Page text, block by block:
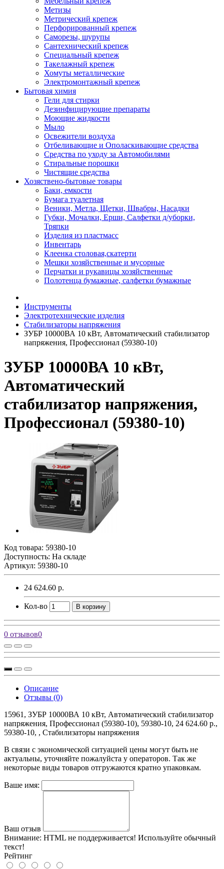
Метизы
Метрический крепеж
Перфорированный крепеж
Саморезы, шурупы
Сантехнический крепеж
Специальный крепеж
Такелажный крепеж
Хомуты металлические
Электромонтажный крепеж
Бытовая химия
Гели для стирки
Дезинфицирующие препараты
Моющие жидкости
Мыло
Освежители воздуха
Отбеливающие и Ополаскивающие средства
Средства по уходу за Автомобилями
Стиральные порошки
Чистящие средства
Хозяствено-бытовые товары
Баки, емкости
Бумага туалетная
Веники, Метла, Щетки, Швабры, Насадки
Губки, Мочалки, Ерши, Салфетки д/уборки,
Тряпки
Изделия из пластмасс
Инвентарь
Клеенка столовая,скатерти
Мешки хозяйственные и мусорные
Перчатки и рукавицы хозяйственные
Полотенца бумажные, салфетки бумажные
Инструменты
Электротехнические изделия
Стабилизаторы напряжения
ЗУБР 10000ВА 10 кВт, Автоматический стабилизатор
напряжения, Профессионал (59380-10)
ЗУБР 10000ВА 10 кВт,
Автоматический
стабилизатор напряжения,
Профессионал (59380-10)
Код товара: 59380-10
Доступность: На складе
Артикул: 59380-10
24 624.60 р.
Кол-во В корзину
0 отзывов0
Описание
Отзывы (0)
15961, ЗУБР 10000ВА 10 кВт, Автоматический стабилизатор
напряжения, Профессионал (59380-10), 59380-10, 24 624.60 р.,
59380-10, , Стабилизаторы напряжения
В связи с экономической ситуацией цены могут быть не
актуальны, уточняйте пожалуйста у операторов. Так же
некоторые виды товаров отгружаются кратно упаковкам.
Ваше имя:
Ваш отзыв
Внимание: HTML не поддерживается! Используйте обычный
текст!
Рейтинг